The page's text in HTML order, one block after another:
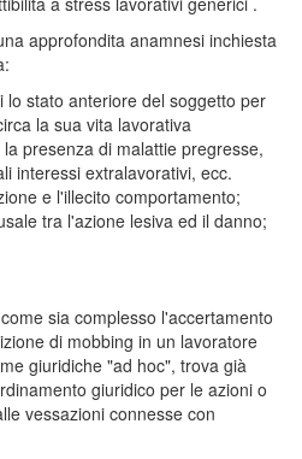
approfondita anamnesi inchiesta
lo stato anteriore del soggetto per
la sua vita lavorativa
presenza di malattie pregresse,
interessi extralavorativi, ecc.
e l'illecito comportamento;
tra l'azione lesiva ed il danno;
sia complesso l'accertamento
di mobbing in un lavoratore
giuridiche "ad hoc", trova già
giuridico per le azioni o
vessazioni connesse con